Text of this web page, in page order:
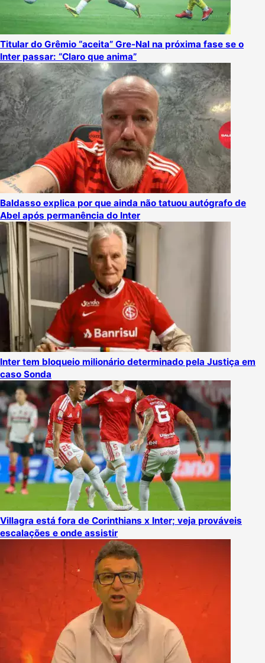
Titular do Grêmio “aceita” Gre-Nal na próxima fase se o
Inter passar: “Claro que anima”
Baldasso explica por que ainda não tatuou autógrafo de
Abel após permanência do Inter
Inter tem bloqueio milionário determinado pela Justiça em
caso Sonda
Villagra está fora de Corinthians x Inter; veja prováveis
escalações e onde assistir